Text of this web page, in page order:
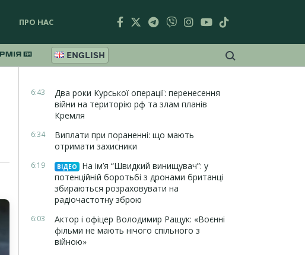
ПРО НАС
ENGLISH
6:43
Два роки Курської операції: перенесення
війни на територію рф та злам планів
Кремля
6:34
Виплати при пораненні: що мають
отримати захисники
6:19 ВІДЕО
На ім’я “Швидкий винищувач”: у
потенційній боротьбі з дронами британці
збираються розраховувати на
радіочастотну зброю
6:03
Актор і офіцер Володимир Ращук: «Воєнні
фільми не мають нічого спільного з
війною»